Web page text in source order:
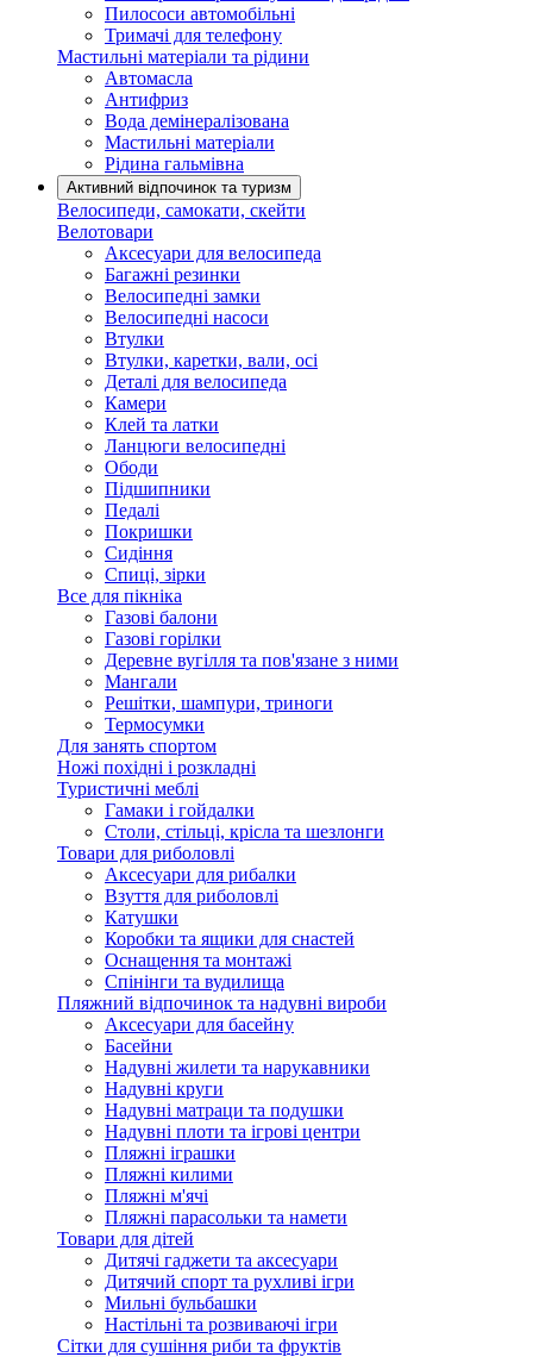
Пилососи автомобільні
Тримачі для телефону
Мастильні матеріали та рідини
Автомасла
Антифриз
Вода демінералізована
Мастильні матеріали
Рідина гальмівна
Активний відпочинок та туризм
Велосипеди, самокати, скейти
Велотовари
Аксесуари для велосипеда
Багажні резинки
Велосипедні замки
Велосипедні насоси
Втулки
Втулки, каретки, вали, осі
Деталі для велосипеда
Камери
Клей та латки
Ланцюги велосипедні
Ободи
Підшипники
Педалі
Покришки
Сидіння
Спиці, зірки
Все для пікніка
Газові балони
Газові горілки
Деревне вугілля та пов'язане з ними
Мангали
Решітки, шампури, триноги
Термосумки
Для занять спортом
Ножі похідні і розкладні
Туристичні меблі
Гамаки і гойдалки
Столи, стільці, крісла та шезлонги
Товари для риболовлі
Аксесуари для рибалки
Взуття для риболовлі
Катушки
Коробки та ящики для снастей
Оснащення та монтажі
Спінінги та вудилища
Пляжний відпочинок та надувні вироби
Аксесуари для басейну
Басейни
Надувні жилети та нарукавники
Надувні круги
Надувні матраци та подушки
Надувні плоти та ігрові центри
Пляжні іграшки
Пляжні килими
Пляжні м'ячі
Пляжні парасольки та намети
Товари для дітей
Дитячі гаджети та аксесуари
Дитячий спорт та рухливі ігри
Мильні бульбашки
Настільні та розвиваючі ігри
Сітки для сушіння риби та фруктів